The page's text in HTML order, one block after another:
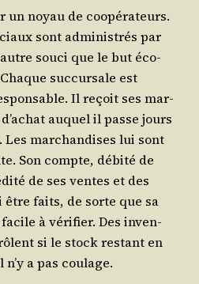
un noyau de coopé­ra­teurs.
sont admi­nis­trés par
sou­ci que le but éco­
suc­cur­sale est
Il reçoit ses mar­
auquel il passe jours
Les mar­chan­dises lui sont
Son compte, débi­té de
de ses ventes et des
faits, de sorte que sa
à véri­fier. Des inven­
si le stock res­tant en
a pas coulage.